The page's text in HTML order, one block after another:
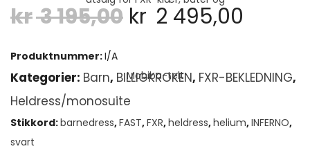
kr3 195,00 Opprinnelig
var:
kr 3
kr 2 495,00
er:
Produktnummer:I/A
Kategorier: Barn, BILLIGKROKEN, FXR-BEKLEDNING,
Heldress/monosuite
Stikkord:barnedress,FAST,FXR,heldress,helium,INFERNO,
svart